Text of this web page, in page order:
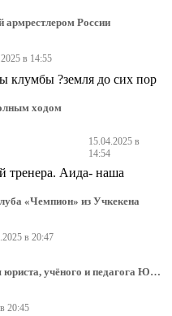
армрестлером России
в 14:55
клумбы ?земля до сих пор
ходом
15.04.2025 в
14:54
тренера. Аида- наша
«Чемпион» из Учкекена
в 20:47
В Черкесске чествовали выдающегося юриста, учёного и педагога Юрия Калмыкова
20:45